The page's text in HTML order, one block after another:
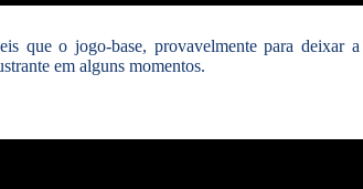
que o jogo-base, provavelmente para deixar
em alguns momentos.